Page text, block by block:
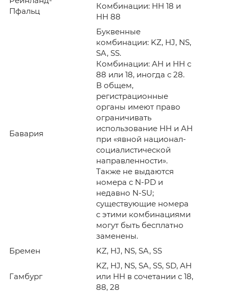
Пфальц
Комбинации: HH 18 и
HH 88
Бавария
Буквенные
комбинации: KZ, HJ, NS,
SA, SS.
Комбинации: AH и HH с
88 или 18, иногда с 28.
В общем,
регистрационные
органы имеют право
ограничивать
использование HH и AH
при «явной национал-
социалистической
направленности».
Также не выдаются
номера с N-PD и
недавно N-SU;
существующие номера
с этими комбинациями
могут быть бесплатно
заменены.
Бремен
KZ, HJ, NS, SA, SS
Гамбург
KZ, HJ, NS, SA, SS, SD, AH
или HH в сочетании с 18,
88, 28